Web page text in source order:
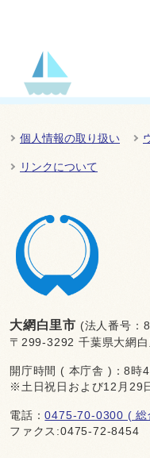
個人情報の取り扱い
リンクについて
大網白里市 (法人番号：
〒299-3292 千葉県大網
開庁時間 ( 本庁舎 )：8時
※土日祝日および12月29
電話：0475-70-0300 ( 総
ファクス:0475-72-8454